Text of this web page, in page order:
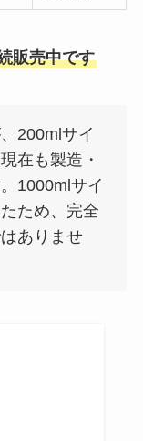
販売中です
200mlサイ
在も製造・
1000mlサイ
ため、完全
ありませ